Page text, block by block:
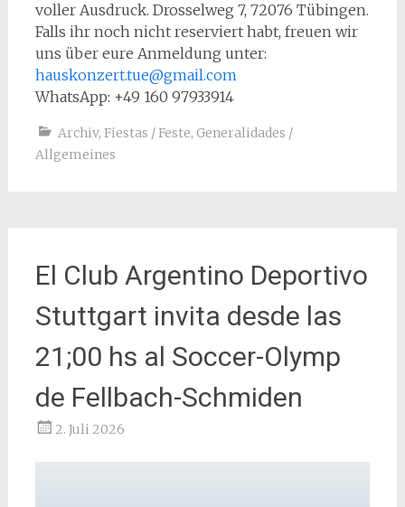
voller Ausdruck. Drosselweg 7, 72076 Tübingen.
Falls ihr noch nicht reserviert habt, freuen wir
uns über eure Anmeldung unter:
hauskonzert.tue@gmail.com
WhatsApp: +49 160 97933914
Archiv, Fiestas / Feste, Generalidades /
Allgemeines
El Club Argentino Deportivo
Stuttgart invita desde las
21;00 hs al Soccer-Olymp
de Fellbach-Schmiden
2. Juli 2026